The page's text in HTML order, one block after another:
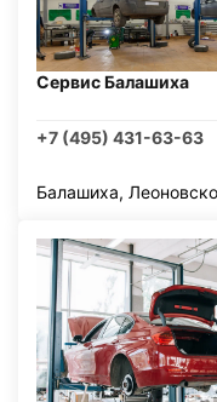
Сервис Балашиха
+7 (495) 431-63-63
Балашиха,